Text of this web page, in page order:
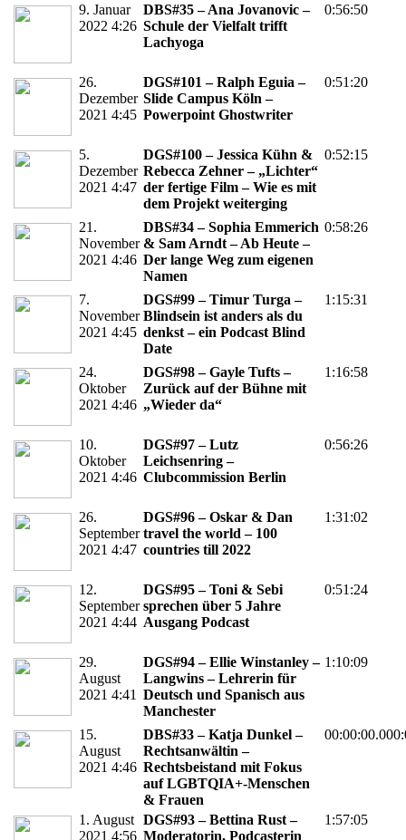
9. Januar
2022 4:26
DBS#35 – Ana Jovanovic –
Schule der Vielfalt trifft
Lachyoga
0:56:50
26.
Dezember
2021 4:45
DGS#101 – Ralph Eguia –
Slide Campus Köln –
Powerpoint Ghostwriter
0:51:20
5.
Dezember
2021 4:47
DGS#100 – Jessica Kühn &
Rebecca Zehner – „Lichter“
der fertige Film – Wie es mit
dem Projekt weiterging
0:52:15
21.
November
2021 4:46
DBS#34 – Sophia Emmerich
& Sam Arndt – Ab Heute –
Der lange Weg zum eigenen
Namen
0:58:26
7.
November
2021 4:45
DGS#99 – Timur Turga –
Blindsein ist anders als du
denkst – ein Podcast Blind
Date
1:15:31
24.
Oktober
2021 4:46
DGS#98 – Gayle Tufts –
Zurück auf der Bühne mit
„Wieder da“
1:16:58
10.
Oktober
2021 4:46
DGS#97 – Lutz
Leichsenring –
Clubcommission Berlin
0:56:26
26.
September
2021 4:47
DGS#96 – Oskar & Dan
travel the world – 100
countries till 2022
1:31:02
12.
September
2021 4:44
DGS#95 – Toni & Sebi
sprechen über 5 Jahre
Ausgang Podcast
0:51:24
29.
August
2021 4:41
DGS#94 – Ellie Winstanley –
Langwins – Lehrerin für
Deutsch und Spanisch aus
Manchester
1:10:09
15.
August
2021 4:46
DBS#33 – Katja Dunkel –
Rechtsanwältin –
Rechtsbeistand mit Fokus
auf LGBTQIA+-Menschen
& Frauen
1. August
2021 4:56
DGS#93 – Bettina Rust –
Moderatorin, Podcasterin
1:57:05